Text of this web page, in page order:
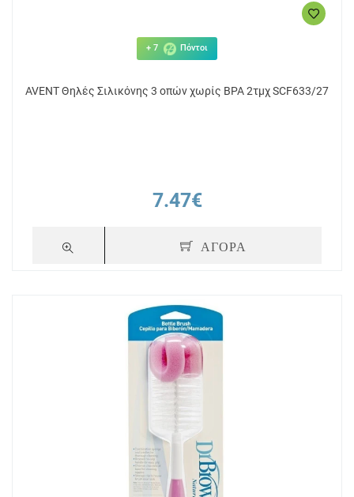
+ 7 Πόντοι
AVENT Θηλές Σιλικόνης 3 οπών χωρίς BPA 2τμχ SCF633/27
7.47€
ΑΓΟΡΑ